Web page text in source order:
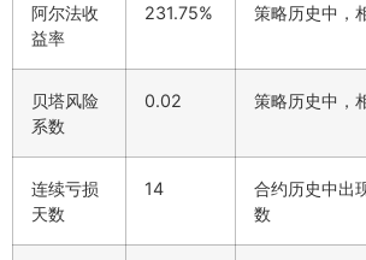
阿尔法收
益率
231.75% 策略历史中，
贝塔风险
系数
0.02 策略历史中，
连续亏损
天数
14
合约历史中出
数